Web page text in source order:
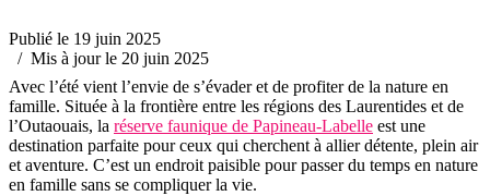
Publié le 19 juin 2025
/ Mis à jour le 20 juin 2025
Avec l’été vient l’envie de s’évader et de profiter de la nature en
famille. Située à la frontière entre les régions des Laurentides et de
l’Outaouais, la réserve faunique de Papineau-Labelle est une
destination parfaite pour ceux qui cherchent à allier détente, plein air
et aventure. C’est un endroit paisible pour passer du temps en nature
en famille sans se compliquer la vie.